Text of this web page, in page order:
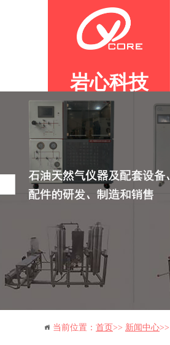
首页
岩心科技
当前位置： 首页 >> 新闻中心>>